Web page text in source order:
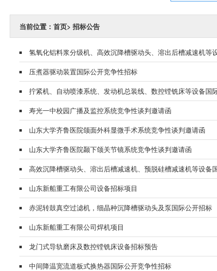
当前位置：首页> 招标公告
氢氧化铝料浆分级机、高效沉降槽驱动头、溶出后槽减速机等
压煮器驱动装置国际公开竞争性招标
拧紧机、自动喷漆系统、发动机总装线、数控镗铣床等设备国
寿光一中校园广播及监控系统竞争性谈判邀请函
山东大学齐鲁医院颌面外科显微手术系统竞争性谈判邀请函
山东大学齐鲁医院颞下颌关节镜系统竞争性谈判邀请函
高效沉降槽驱动头、溶出后槽减速机、预脱硅槽减速机等设备
山东新船重工有限公司设备招标项目
赤泥转鼓真空过滤机，细晶种沉降槽驱动头及泵国际公开招标
山东新船重工有限公司焊机项目
龙门式导轨磨床及数控镗铣床设备招标预告
中间降温宽流道板式换热器国际公开竞争性招标